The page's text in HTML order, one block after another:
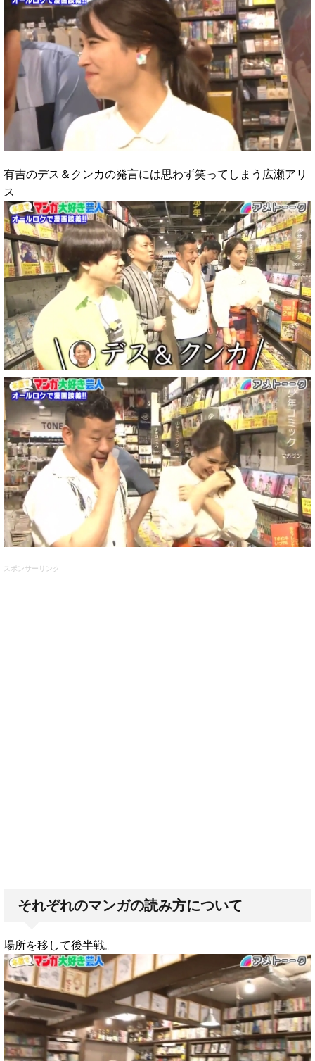
有吉のデス＆クンカの発言には思わず笑ってしまう広瀬アリ
ス
スポンサーリンク
それぞれのマンガの読み方について
場所を移して後半戦。